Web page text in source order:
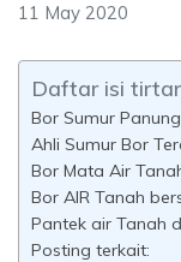
11 May 2020
Daftar isi
Bor Sumur
Ahli Sumur Bor
Bor Mata Air
Bor AIR Tanah
Pantek air Tanah
Posting terkait: